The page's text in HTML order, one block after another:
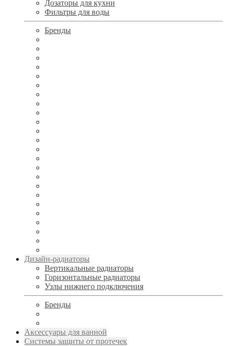
Дозаторы для кухни
Фильтры для воды
Бренды
Дизайн-радиаторы
Вертикальные радиаторы
Горизонтальные радиаторы
Узлы нижнего подключения
Бренды
Аксессуары для ванной
Системы защиты от протечек